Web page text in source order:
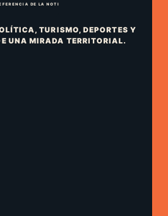
TURISMO, DEPORTES Y
UNA MIRADA TERRITORIAL.